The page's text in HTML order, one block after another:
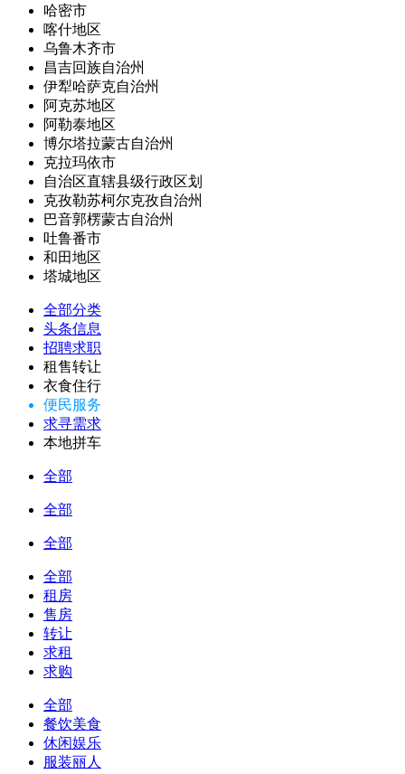
哈密市
喀什地区
乌鲁木齐市
昌吉回族自治州
伊犁哈萨克自治州
阿克苏地区
阿勒泰地区
博尔塔拉蒙古自治州
克拉玛依市
自治区直辖县级行政区划
克孜勒苏柯尔克孜自治州
巴音郭楞蒙古自治州
吐鲁番市
和田地区
塔城地区
全部分类
头条信息
招聘求职
租售转让
衣食住行
便民服务
求寻需求
本地拼车
全部
全部
全部
全部
租房
售房
转让
求租
求购
全部
餐饮美食
休闲娱乐
服装丽人